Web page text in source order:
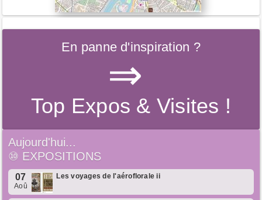
En panne d'inspiration ?
⇒
Top Expos & Visites !
Aujourd'hui...
⑩ EXPOSITIONS
07
Aoû
Les voyages de l'aéroflorale ii